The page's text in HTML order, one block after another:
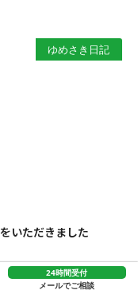
ゆめさき日記
いただきました
24時間受付
メールでご相談